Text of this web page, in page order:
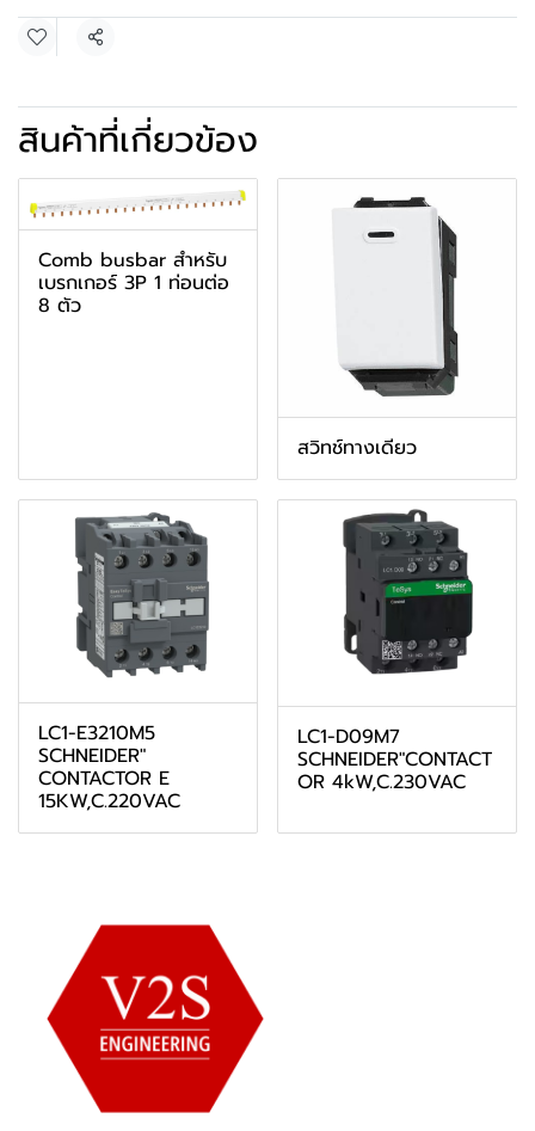
แชร์
สินค้าที่เกี่ยวข้อง
Comb busbar สำหรับ
เบรกเกอร์ 3P 1 ท่อนต่อ
8 ตัว
สวิทช์ทางเดียว
LC1-E3210M5
SCHNEIDER"
CONTACTOR E
15KW,C.220VAC
LC1-D09M7
SCHNEIDER"CONTACT
OR 4kW,C.230VAC